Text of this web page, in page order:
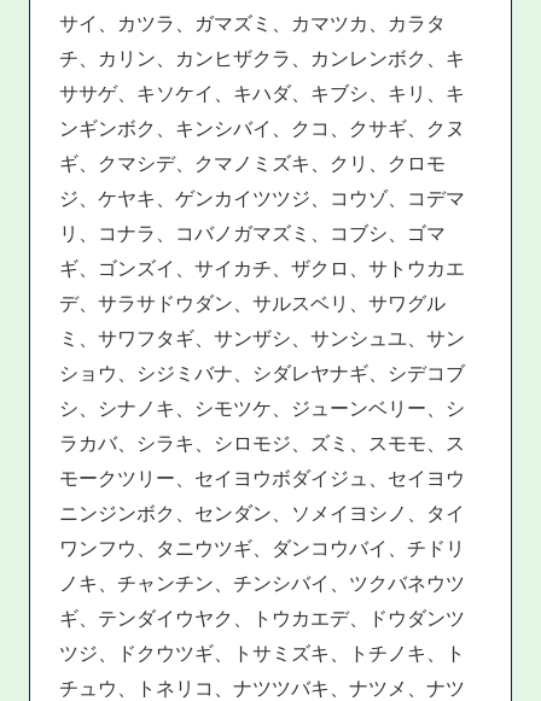
サイ、カツラ、ガマズミ、カマツカ、カラタ
チ、カリン、カンヒザクラ、カンレンボク、キ
ササゲ、キソケイ、キハダ、キブシ、キリ、キ
ンギンボク、キンシバイ、クコ、クサギ、クヌ
ギ、クマシデ、クマノミズキ、クリ、クロモ
ジ、ケヤキ、ゲンカイツツジ、コウゾ、コデマ
リ、コナラ、コバノガマズミ、コブシ、ゴマ
ギ、ゴンズイ、サイカチ、ザクロ、サトウカエ
デ、サラサドウダン、サルスベリ、サワグル
ミ、サワフタギ、サンザシ、サンシュユ、サン
ショウ、シジミバナ、シダレヤナギ、シデコブ
シ、シナノキ、シモツケ、ジューンベリー、シ
ラカバ、シラキ、シロモジ、ズミ、スモモ、ス
モークツリー、セイヨウボダイジュ、セイヨウ
ニンジンボク、センダン、ソメイヨシノ、タイ
ワンフウ、タニウツギ、ダンコウバイ、チドリ
ノキ、チャンチン、チンシバイ、ツクバネウツ
ギ、テンダイウヤク、トウカエデ、ドウダンツ
ツジ、ドクウツギ、トサミズキ、トチノキ、ト
チュウ、トネリコ、ナツツバキ、ナツメ、ナツ